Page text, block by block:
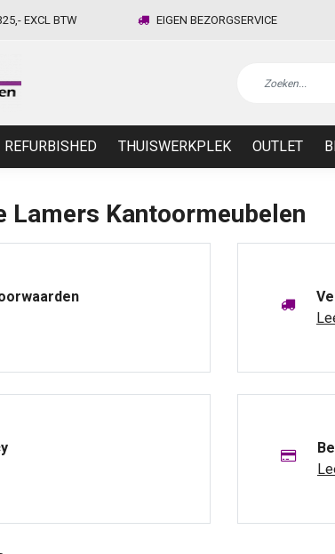
EXCL BTW EIGEN BEZORGSERVICE
REFURBISHED THUISWERKPLEK OUTLET
Lamers Kantoormeubelen